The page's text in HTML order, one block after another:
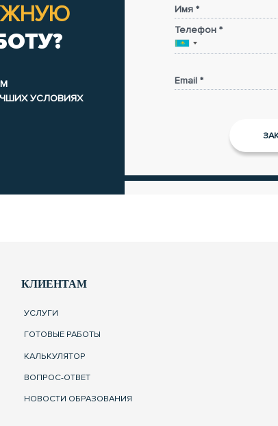
УСЛОВИЯХ
Имя *
Телефон *
Email *
КЛИЕНТАМ
УСЛУГИ
ГОТОВЫЕ РАБОТЫ
КАЛЬКУЛЯТОР
ВОПРОС-ОТВЕТ
НОВОСТИ ОБРАЗОВАНИЯ